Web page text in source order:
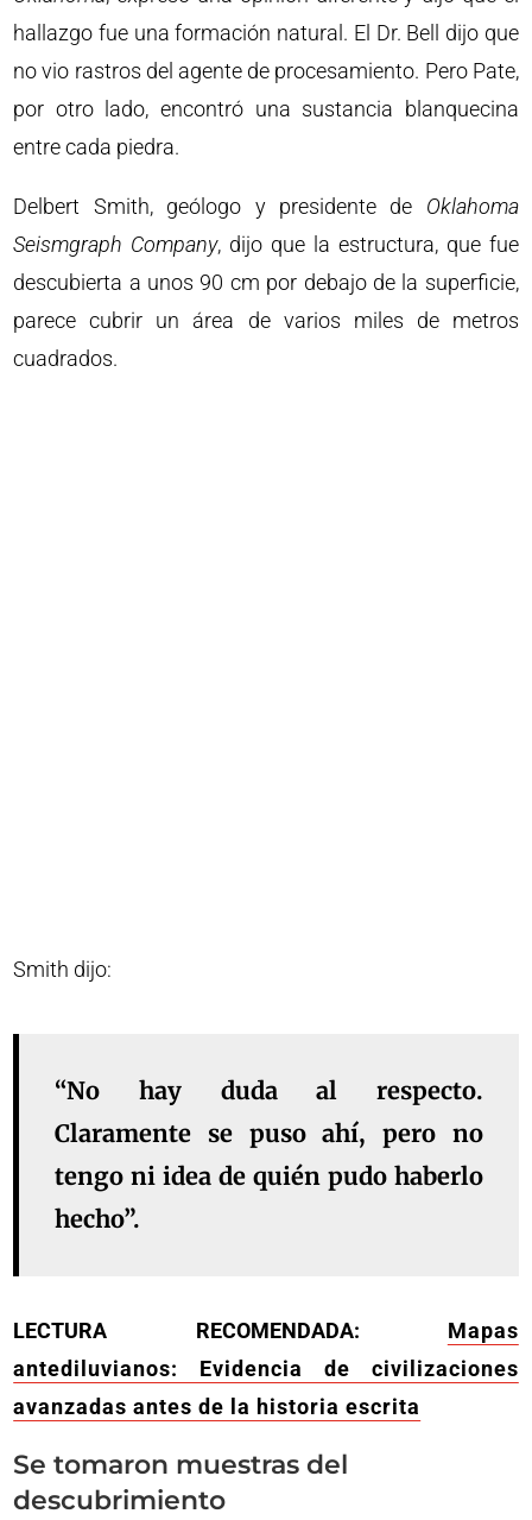
hallazgo fue una formación natural. El Dr. Bell dijo que
no vio rastros del agente de procesamiento. Pero Pate,
por otro lado, encontró una sustancia blanquecina
entre cada piedra.
Delbert Smith, geólogo y presidente de Oklahoma
Seismgraph Company, dijo que la estructura, que fue
descubierta a unos 90 cm por debajo de la superficie,
parece cubrir un área de varios miles de metros
cuadrados.
Smith dijo:
“No hay duda al respecto.
Claramente se puso ahí, pero no
tengo ni idea de quién pudo haberlo
hecho”.
LECTURA RECOMENDADA: Mapas
antediluvianos: Evidencia de civilizaciones
avanzadas antes de la historia escrita
Se tomaron muestras del
descubrimiento